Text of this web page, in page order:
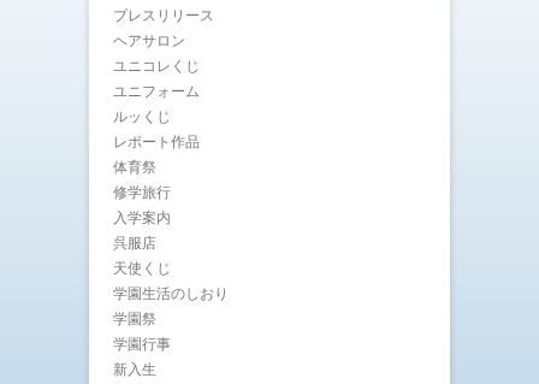
プレスリリース
ヘアサロン
ユニコレくじ
ユニフォーム
ルッくじ
レポート作品
体育祭
修学旅行
入学案内
呉服店
天使くじ
学園生活のしおり
学園祭
学園行事
新入生